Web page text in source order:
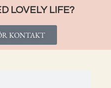
LOVELY LIFE?
KONTAKT